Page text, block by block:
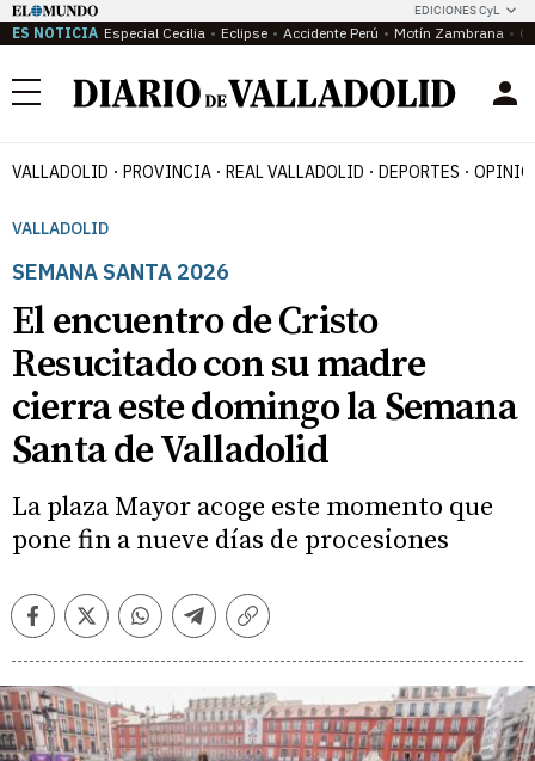
EDICIONES CyL
ES NOTICIA Especial Cecilia Eclipse Accidente Perú Motín Zambrana
Menú
VALLADOLID PROVINCIA REAL VALLADOLID DEPORTES
VALLADOLID
SEMANA SANTA 2026
El encuentro de Cristo
Resucitado con su madre
cierra este domingo la Semana
Santa de Valladolid
La plaza Mayor acoge este momento que
pone fin a nueve días de procesiones
FacebookTwitterWhatsappTelegramCopiar